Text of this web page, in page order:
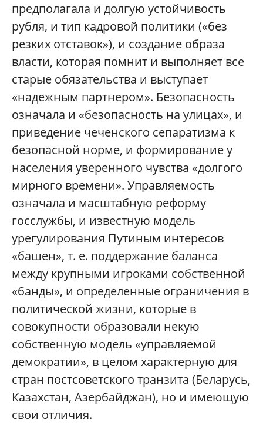
предполагала и долгую устойчивость
рубля, и тип кадровой политики («без
резких отставок»), и создание образа
власти, которая помнит и выполняет все
старые обязательства и выступает
«надежным партнером». Безопасность
означала и «безопасность на улицах», и
приведение чеченского сепаратизма к
безопасной норме, и формирование у
населения уверенного чувства «долгого
мирного времени». Управляемость
означала и масштабную реформу
госслужбы, и известную модель
урегулирования Путиным интересов
«башен», т. е. поддержание баланса
между крупными игроками собственной
«банды», и определенные ограничения в
политической жизни, которые в
совокупности образовали некую
собственную модель «управляемой
демократии», в целом характерную для
стран постсоветского транзита (Беларусь,
Казахстан, Азербайджан), но и имеющую
свои отличия.